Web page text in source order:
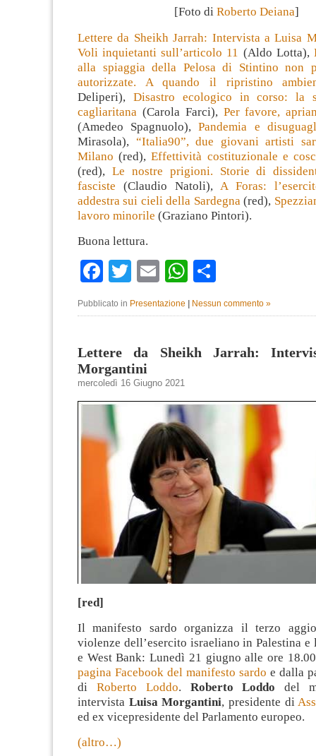
[Foto di Roberto Deiana]
Lettere da Sheikh Jarrah: Intervista a Luisa
Voli inquietanti sull’articolo 11 (Aldo Lotta),
alla spiaggia della Pelosa di Stintino non
autorizzate. A quando il ripristino
Deliperi), Disastro ecologico in corso: la
cagliaritana (Carola Farci), Per favore,
(Amedeo Spagnuolo),Pandemia e
Mirasola), “Italia90”, due giovani artisti
Milano (red),Effettività costituzionale e
(red), Le nostre prigioni. Storie di
fasciste (Claudio Natoli), A Foras:
addestra sui cieli della Sardegna(red),
lavoro minorile (Graziano Pintori).
Buona lettura.
Facebook
TwitterEmailWhatsApp
Pubblicato in Presentazione Nessun commento »
Lettere da Sheikh Jarrah:
Morgantini
mercoledì 16 Giugno 2021
[red]
Il manifesto sardo organizza il terzo
violenze dell’esercito israeliano in Palestina e
e West Bank: Lunedì 21 giugno alle ore
pagina Facebook del manifesto sardo e dalla
di Roberto Loddo. Roberto Loddo del
intervista Luisa Morgantini, presidente di
ed ex vicepresidente del Parlamento europeo.
(altro…)